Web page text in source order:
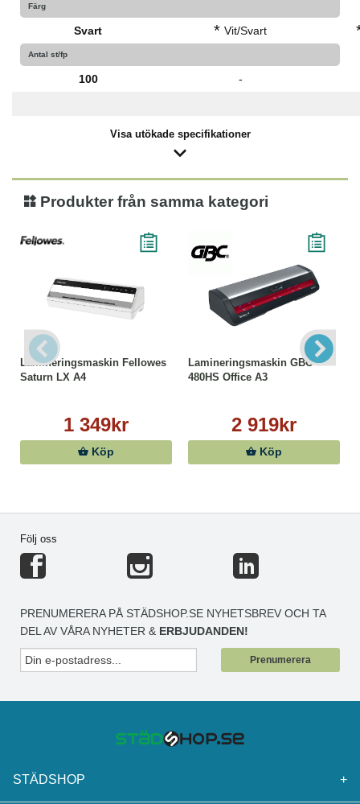
Färg
Svart * Vit/Svart
Antal st/fp
100 -
Visa utökade specifikationer
Produkter från samma kategori
Lamineringsmaskin Fellowes
Saturn LX A4
1 349kr
Köp
Lamineringsmaskin GBC
480HS Office A3
2 919kr
Köp
Följ oss
PRENUMERERA PÅ STÄDSHOP.SE NYHETSBREV OCH TA
DEL AV VÅRA NYHETER & ERBJUDANDEN!
Prenumerera
STÄDSHOP +